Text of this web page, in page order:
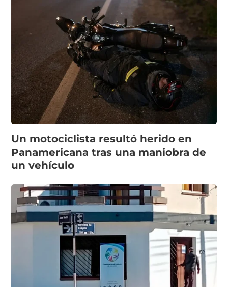
Un motociclista resultó herido en
Panamericana tras una maniobra de
un vehículo